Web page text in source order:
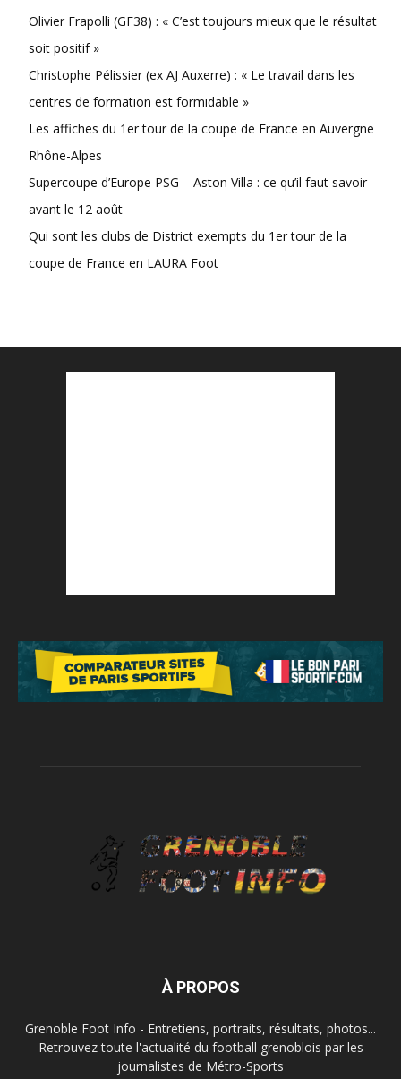
Olivier Frapolli (GF38) : « C’est toujours mieux que le résultat
soit positif »
Christophe Pélissier (ex AJ Auxerre) : « Le travail dans les
centres de formation est formidable »
Les affiches du 1er tour de la coupe de France en Auvergne
Rhône-Alpes
Supercoupe d’Europe PSG – Aston Villa : ce qu’il faut savoir
avant le 12 août
Qui sont les clubs de District exempts du 1er tour de la
coupe de France en LAURA Foot
À PROPOS
Grenoble Foot Info - Entretiens, portraits, résultats, photos...
Retrouvez toute l'actualité du football grenoblois par les
journalistes de Métro-Sports